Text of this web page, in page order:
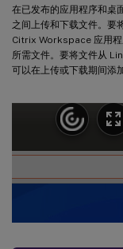
在已发布的应用程序和桌
之间上传和下载文件。要
Citrix Workspace 应用程
所需文件。要将文件从
可以在上传或下载期间添